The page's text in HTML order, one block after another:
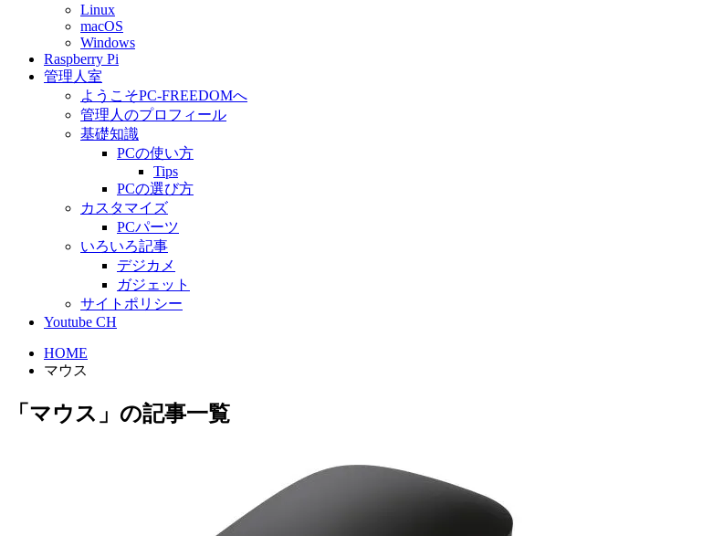
Linux
macOS
Windows
Raspberry Pi
管理人室
ようこそPC-FREEDOMへ
管理人のプロフィール
基礎知識
PCの使い方
Tips
PCの選び方
カスタマイズ
PCパーツ
いろいろ記事
デジカメ
ガジェット
サイトポリシー
Youtube CH
HOME
マウス
「マウス」の記事一覧